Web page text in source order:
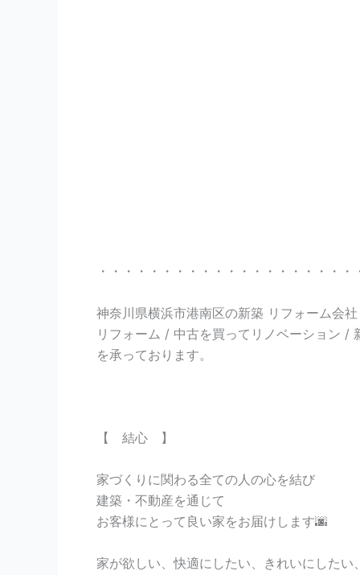
・・・・・・・・・・・・・・・・・・・・
神奈川県横浜市港南区の新築 リフォーム会
リフォーム / 中古を買ってリノベーション /
を承っております。
【 結心 】
家づくりに関わる全ての人の心を結び
建築・不動産を通じて
お客様にとって良い家をお届けします🌆
家が欲しい、快適にしたい、きれいにしたい